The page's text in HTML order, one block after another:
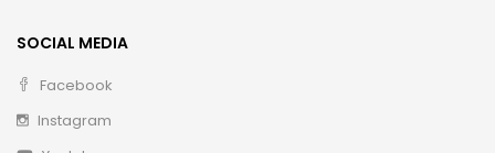
SOCIAL MEDIA
Facebook
Instagram